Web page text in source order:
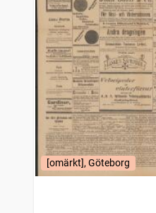
[omärkt], Göteborg